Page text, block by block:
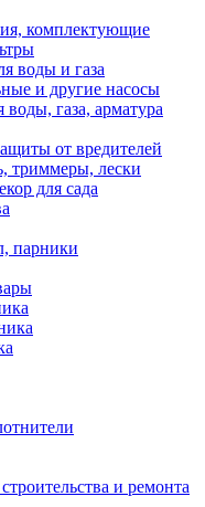
комплектующие
воды и газа
и другие насосы
газа, арматура
от вредителей
триммеры, лески
для сада
парники
и ремонта